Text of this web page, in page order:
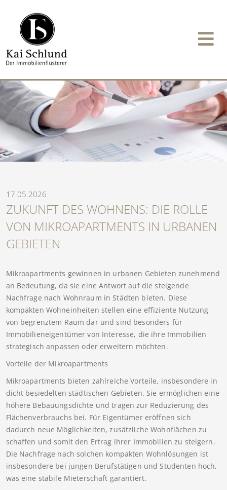
17.05.2026
ZUKUNFT DES WOHNENS: DIE ROLLE
VON MIKROAPARTMENTS IN URBANEN
GEBIETEN
Mikroapartments gewinnen in urbanen Gebieten zunehmend
an Bedeutung, da sie eine Antwort auf die steigende
Nachfrage nach Wohnraum in Städten bieten. Diese
kompakten Wohneinheiten stellen eine effiziente Nutzung
von begrenztem Raum dar und sind besonders für
Immobilieneigentümer von Interesse, die ihre Immobilien
strategisch anpassen oder erweitern möchten.
Vorteile der Mikroapartments
Mikroapartments bieten zahlreiche Vorteile, insbesondere in
dicht besiedelten städtischen Gebieten. Sie ermöglichen eine
höhere Bebauungsdichte und tragen zur Reduzierung des
Flächenverbrauchs bei. Für Eigentümer eröffnen sich
dadurch neue Möglichkeiten, zusätzliche Wohnflächen zu
schaffen und somit den Ertrag ihrer Immobilien zu steigern.
Die Nachfrage nach solchen kompakten Wohnlösungen ist
insbesondere bei jungen Berufstätigen und Studenten hoch,
was eine stabile Mieterschaft garantiert.